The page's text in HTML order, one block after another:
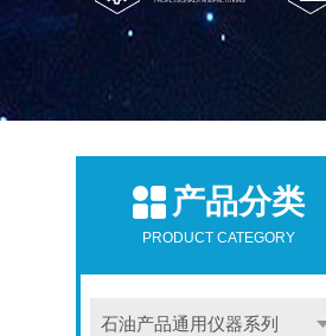
产品分类
PRODUCT CATEGORY
石油产品通用仪器系列